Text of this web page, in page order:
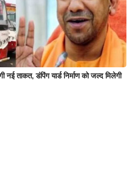
नई ताकत, डंपिंग यार्ड निर्माण को जल्द मिलेगी